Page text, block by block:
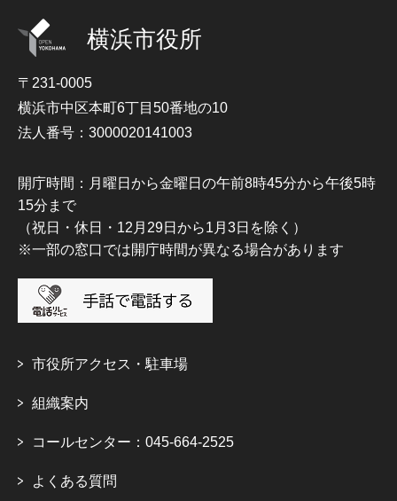
横浜市役所
〒231-0005
横浜市中区本町6丁目50番地の10
法人番号：3000020141003
開庁時間：月曜日から金曜日の午前8時45分から午後5時
15分まで
（祝日・休日・12月29日から1月3日を除く）
※一部の窓口では開庁時間が異なる場合があります
市役所アクセス・駐車場
組織案内
コールセンター：045-664-2525
よくある質問